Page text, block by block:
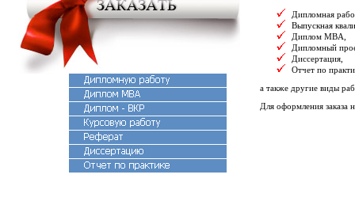
Дипломная
Выпускная
Диплом MBA,
Дипломный
Диссертация,
Отчет по
а также другие виды
Для оформления заказа